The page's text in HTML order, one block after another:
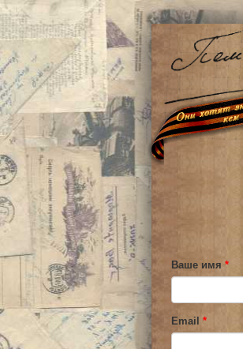
Ваше имя *
Email *